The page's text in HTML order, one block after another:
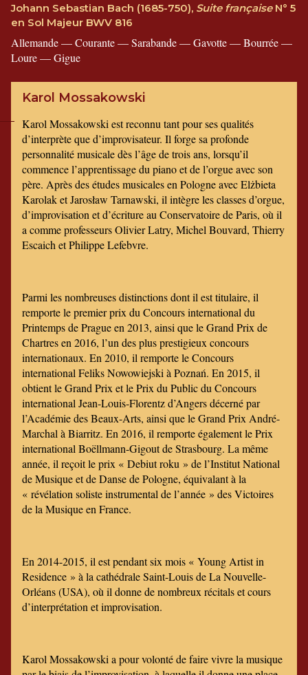
Johann Sebastian Bach (1685-750), Suite françaiseN° 5
en Sol Majeur BWV 816
Allemande — Courante — Sarabande — Gavotte — Bourrée —
Loure — Gigue
Karol Mossakowski
Karol Mossakowski est reconnu tant pour ses qualités
d’interprète que d’improvisateur. Il forge sa profonde
personnalité musicale dès l’âge de trois ans, lorsqu’il
commence l’apprentissage du piano et de l’orgue avec son
père. Après des études musicales en Pologne avec Elżbieta
Karolak et Jarosław Tarnawski, il intègre les classes d’orgue,
d’improvisation et d’écriture au Conservatoire de Paris, où il
a comme professeurs Olivier Latry, Michel Bouvard, Thierry
Escaich et Philippe Lefebvre.
Parmi les nombreuses distinctions dont il est titulaire, il
remporte le premier prix du Concours international du
Printemps de Prague en 2013, ainsi que le Grand Prix de
Chartres en 2016, l’un des plus prestigieux concours
internationaux. En 2010, il remporte le Concours
international Feliks Nowowiejski à Poznań. En 2015, il
obtient le Grand Prix et le Prix du Public du Concours
international Jean-Louis-Florentz d’Angers décerné par
l’Académie des Beaux-Arts, ainsi que le Grand Prix André-
Marchal à Biarritz. En 2016, il remporte également le Prix
international Boëllmann-Gigout de Strasbourg. La même
année, il reçoit le prix « Debiut roku » de l’Institut National
de Musique et de Danse de Pologne, équivalant à la
« révélation soliste instrumental de l’année » des Victoires
de la Musique en France.
En 2014-2015, il est pendant six mois « Young Artist in
Residence » à la cathédrale Saint-Louis de La Nouvelle-
Orléans (USA), où il donne de nombreux récitals et cours
d’interprétation et improvisation.
Karol Mossakowski a pour volonté de faire vivre la musique